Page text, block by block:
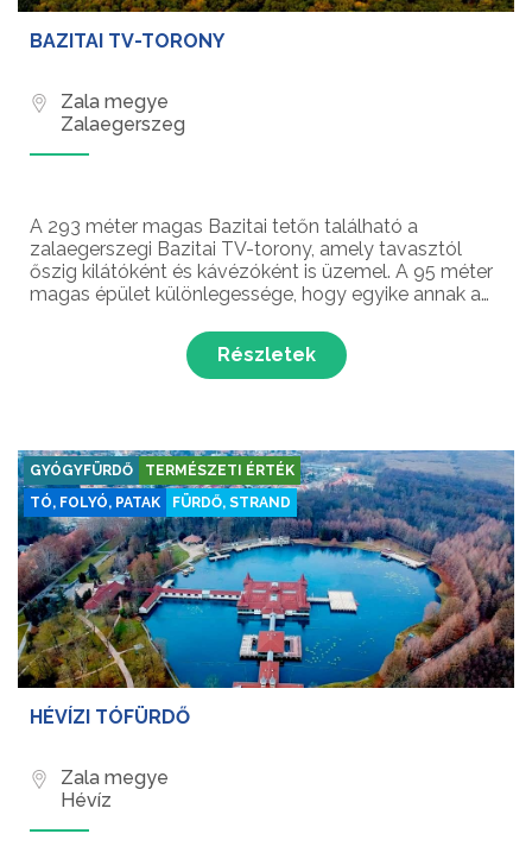
BAZITAI TV-TORONY
Zala megye
Zalaegerszeg
A 293 méter magas Bazitai tetőn található a
zalaegerszegi Bazitai TV-torony, amely tavasztól
őszig kilátóként és kávézóként is üzemel. A 95 méter
magas épület különlegessége, hogy egyike annak a
Részletek
GYÓGYFÜRDŐ
TERMÉSZETI ÉRTÉK
TÓ, FOLYÓ, PATAK
FÜRDŐ, STRAND
HÉVÍZI TÓFÜRDŐ
Zala megye
Hévíz